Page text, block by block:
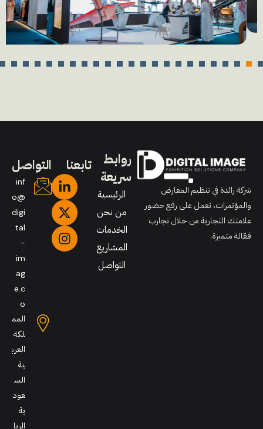
شركة رائدة في تنظيم المعارض
والمؤتمرات، تعمل على رفع حضور
علامتك التجارية من خلال تجارب
فعّالة متميزة.
روابط
سريعة
الرئيسية
من نحن
الخدمات
المشاريع
التواصل
تابعنا التواصل
inf
o@
digi
tal
-
im
ag
e.c
o
المم
لكة
العرب
ية
الس
عود
ية
الريا